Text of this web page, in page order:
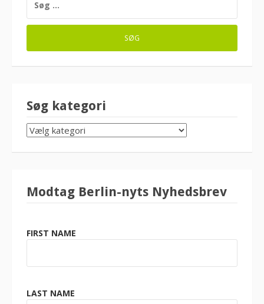
EFTER:
Søg kategori
SØG
KATEGORI
Modtag Berlin-nyts Nyhedsbrev
FIRST NAME
LAST NAME